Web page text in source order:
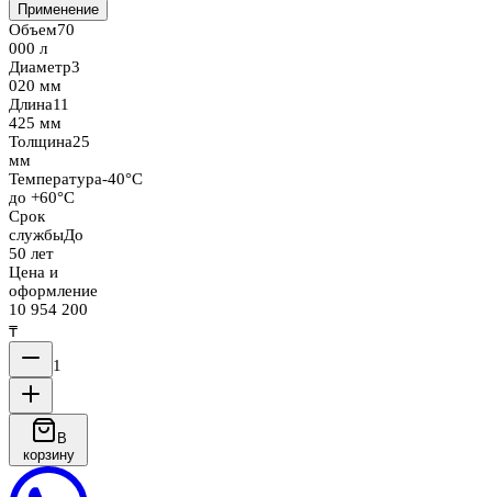
Применение
Объем70
000 л
Диаметр3
020 мм
Длина11
425 мм
Толщина25
мм
Температура-40°C
до +60°C
Срок
службыДо
50 лет
Цена и
оформление
10 954 200
₸
1
В
корзину